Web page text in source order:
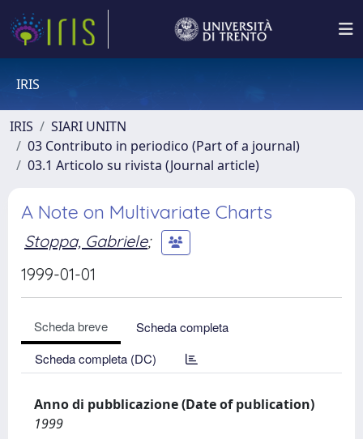
IRIS
IRIS
SIARI UNITN
03 Contributo in periodico (Part of a journal)
03.1 Articolo su rivista (Journal article)
A Note on Multivariate Charts
Stoppa, Gabriele;
1999-01-01
Scheda breve
Scheda completa
Scheda completa (DC)
Anno di pubblicazione (Date of publication)
1999